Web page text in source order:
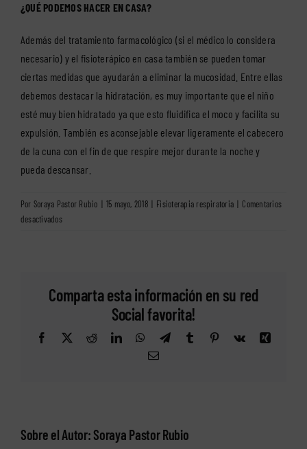
¿QUÉ PODEMOS HACER EN CASA?
Además del tratamiento farmacológico (si el médico lo considera
necesario) y el fisioterápico en casa también se pueden tomar
ciertas medidas que ayudarán a eliminar la mucosidad. Entre ellas
debemos destacar la hidratación, es muy importante que el niño
esté muy bien hidratado ya que esto fluidifica el moco y facilita su
expulsión. También es aconsejable elevar ligeramente el cabecero
de la cuna con el fin de que respire mejor durante la noche y
pueda descansar.
Por Soraya Pastor Rubio 15 mayo, 2018 Fisioterapia respiratoria
Comentarios
desactivadosen
bebés
son
Comparta esta información en su red
Social favorita!
Facebook
X RedditLinkedInWhatsApp
TelegramTumblr Pinterest
Vk
Correo
Sobre el Autor: Soraya Pastor Rubio